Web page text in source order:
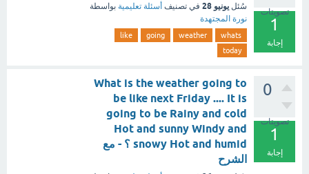
تصويتات
1
إجابة
سُئل يونيو 28 في تصنيف أسئلة تعليمية بواسطة
نورة المجتهدة
whats
weather
going
like
today
0
تصويتات
1
إجابة
What is the weather going to
be like next Friday .... It is
going to be Rainy and cold
Hot and sunny Windy and
snowy Hot and humid ؟ - مع
الشرح